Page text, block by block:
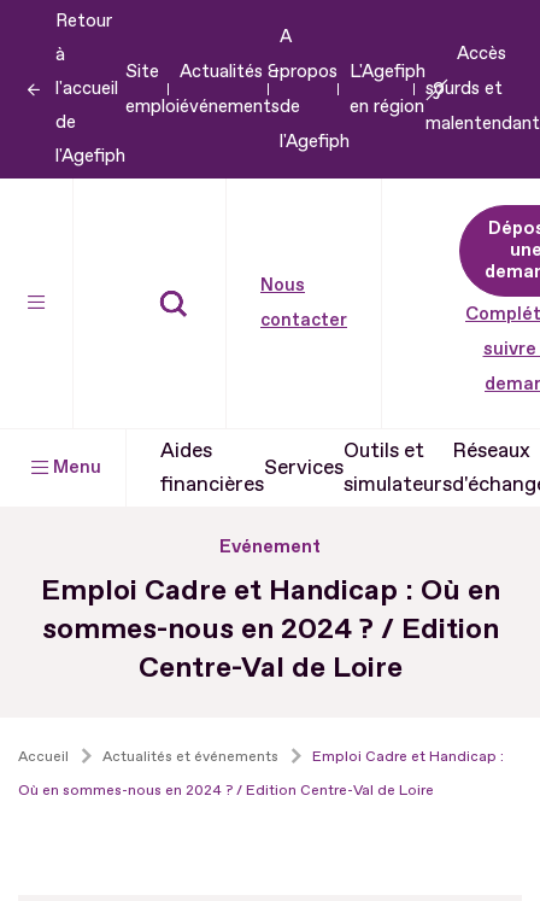
contenu
Retour
à
l'accueil
de
l'Agefiph
Site
emploi
Actualités &
événements
A
propos
de
l'Agefiph
L'Agefiph
en région
Accès
sourds et
Nous
contacter
suivre
Menu
Aides
financières
Services
Outils et
simulateurs
Réseaux
Evénement
Emploi Cadre et Handicap : Où en
sommes-nous en 2024 ? / Edition
Centre-Val de Loire
Accueil Actualités et événements
Emploi Cadre et Handicap :
Où en sommes-nous en 2024 ? / Edition Centre-Val de Loire